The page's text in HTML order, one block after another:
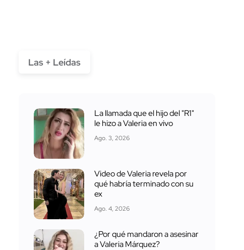
Las + Leídas
La llamada que el hijo del "R1"
le hizo a Valeria en vivo
Ago. 3, 2026
Video de Valeria revela por
qué habría terminado con su
ex
Ago. 4, 2026
¿Por qué mandaron a asesinar
a Valeria Márquez?